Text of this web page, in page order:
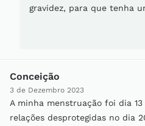
gravidez, para que tenha
Conceição
3 de Dezembro 2023
A minha menstruação foi dia
relações desprotegidas no dia